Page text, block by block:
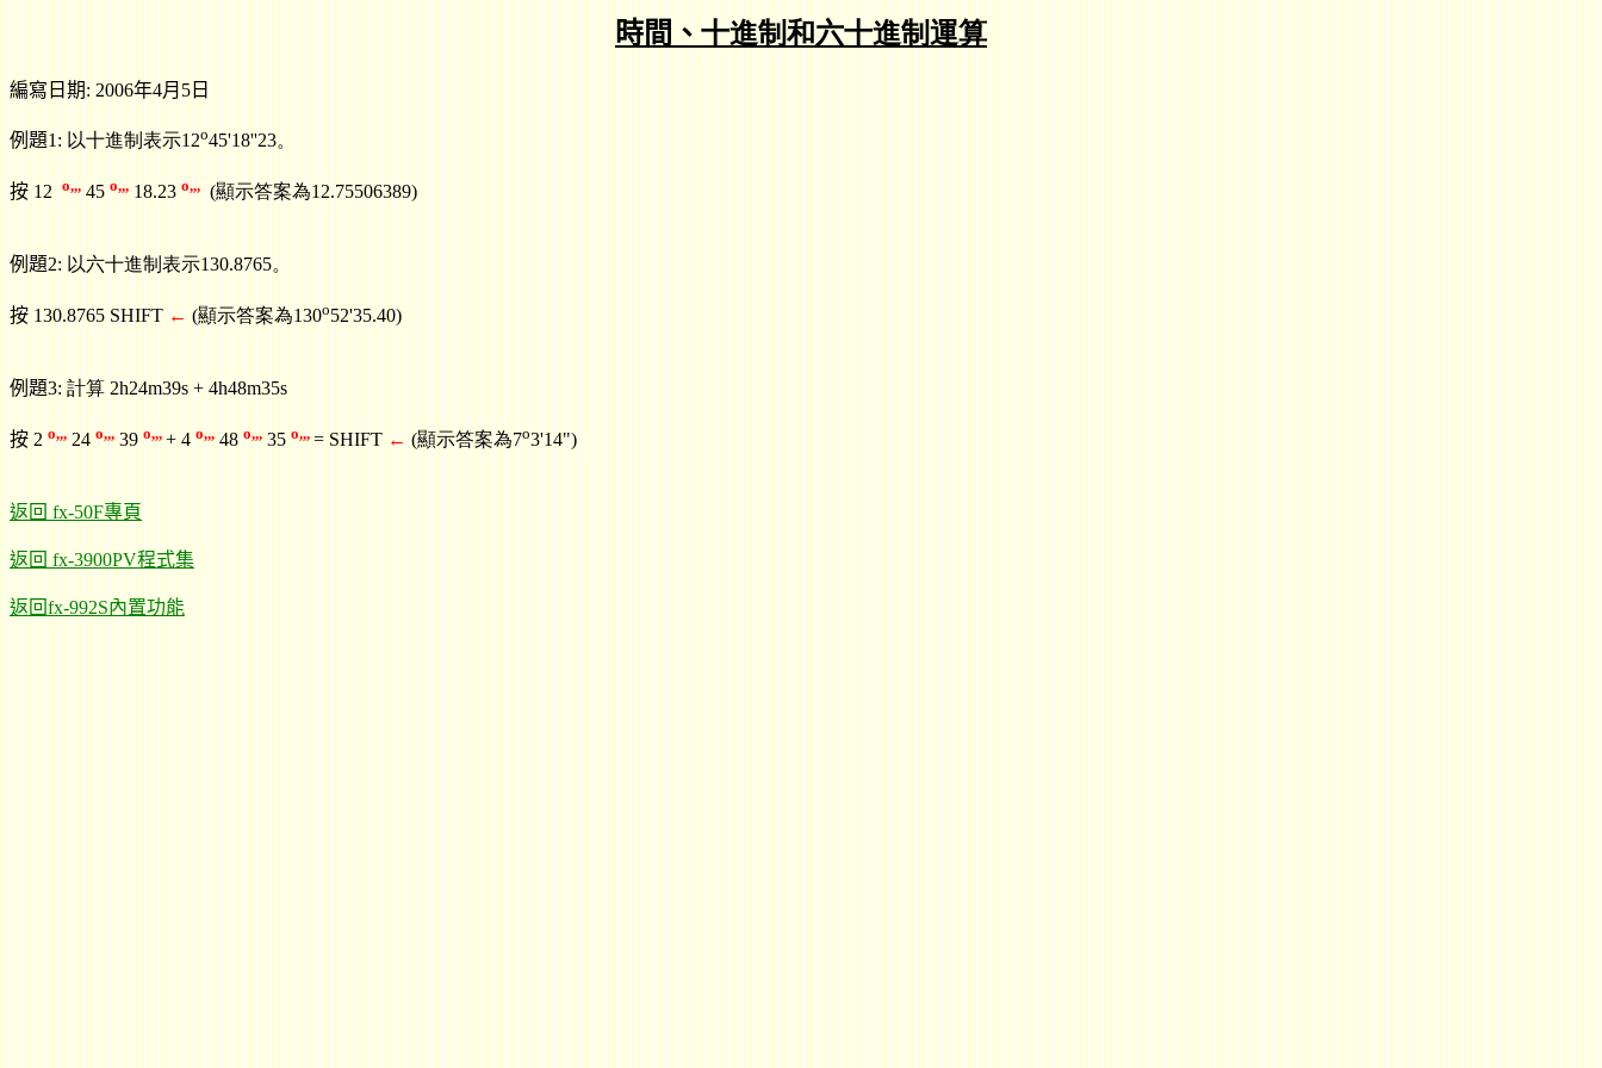
時間、 十進制和六十進制運算
編寫日期: 2006年4月5日
例題1: 以十進制表示12o45'18''23。
按 12 o,,, 45 o,,, 18.23 o,,, (顯示答案為12.75506389)
例題2: 以六十進制表示130.8765。
按 130.8765 SHIFT ← (顯示答案為130o52'35.40)
例題3: 計算 2h24m39s + 4h48m35s
按 2 o,,, 24 o,,, 39 o,,, + 4 o,,, 48 o,,, 35 o,,, = SHIFT ← (顯示答案為7o3'14")
返回 fx-50F專頁
返回 fx-3900PV程式集
返回fx-992S內置功能